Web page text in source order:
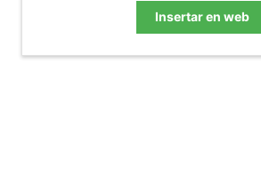
Insertar en web